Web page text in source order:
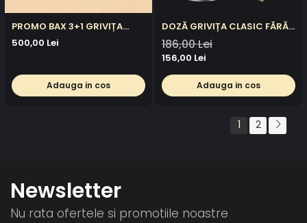
PROMO BAX 3+1 GRIVIȚA
CLASIC DOZA
500,00 Lei
Adauga in cos
DOZĂ GRIVIȚA CLASIC FĂRĂ
ALCOOL BAX 24X0.33L
186,00 Lei
156,00 Lei
Adauga in cos
1 2
Newsletter
Nu rata ofertele si promotiile noastre